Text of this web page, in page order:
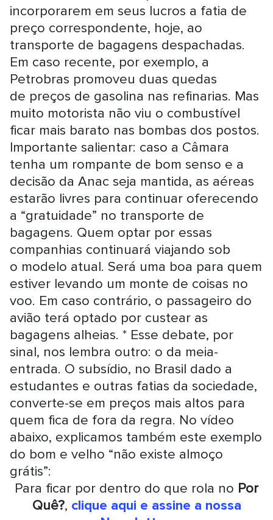
incorporarem em seus lucros a fatia de
preço correspondente, hoje, ao
transporte de bagagens despachadas.
Em caso recente, por exemplo, a
Petrobras promoveu duas quedas
de preços de gasolina nas refinarias. Mas
muito motorista não viu o combustível
ficar mais barato nas bombas dos postos.
Importante salientar: caso a Câmara
tenha um rompante de bom senso e a
decisão da Anac seja mantida, as aéreas
estarão livres para continuar oferecendo
a “gratuidade” no transporte de
bagagens. Quem optar por essas
companhias continuará viajando sob
o modelo atual. Será uma boa para quem
estiver levando um monte de coisas no
voo. Em caso contrário, o passageiro do
avião terá optado por custear as
bagagens alheias. * Esse debate, por
sinal, nos lembra outro: o da meia-
entrada. O subsídio, no Brasil dado a
estudantes e outras fatias da sociedade,
converte-se em preços mais altos para
quem fica de fora da regra. No vídeo
abaixo, explicamos também este exemplo
do bom e velho “não existe almoço
grátis”:
Para ficar por dentro do que rola no Por
Quê?, clique aqui e assine a nossa